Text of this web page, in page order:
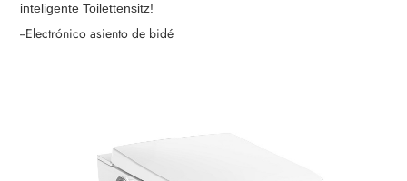
inteligente Toilettensitz!
--Electrónico asiento de bidé